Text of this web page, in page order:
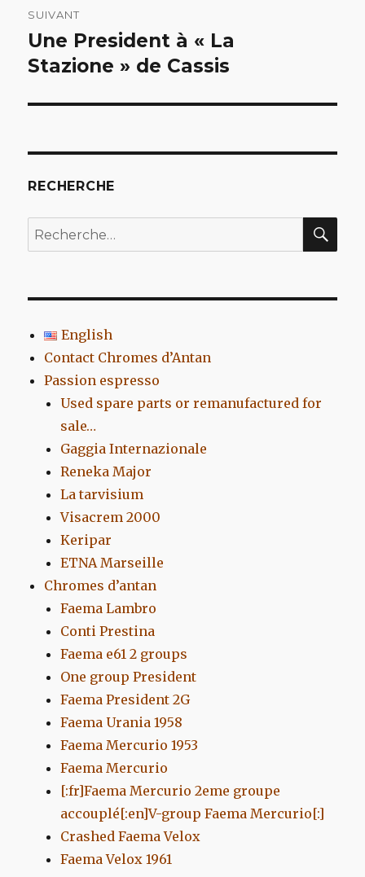
SUIVANT
Article
suivant :
Une President à « La
Stazione » de Cassis
RECHERCHE
Recherche
pour
English
Contact Chromes d’Antan
Passion espresso
Used spare parts or remanufactured for
sale…
Gaggia Internazionale
Reneka Major
La tarvisium
Visacrem 2000
Keripar
ETNA Marseille
Chromes d’antan
Faema Lambro
Conti Prestina
Faema e61 2 groups
One group President
Faema President 2G
Faema Urania 1958
Faema Mercurio 1953
Faema Mercurio
[:fr]Faema Mercurio 2eme groupe
accouplé[:en]V-group Faema Mercurio[:]
Crashed Faema Velox
Faema Velox 1961